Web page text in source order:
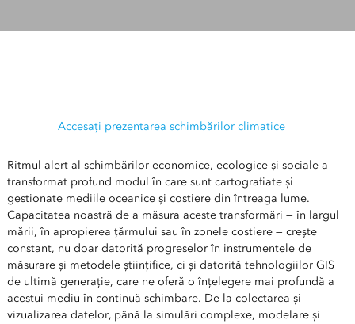
Accesați prezentarea schimbărilor climatice
Ritmul alert al schimbărilor economice, ecologice și sociale a
transformat profund modul în care sunt cartografiate și
gestionate mediile oceanice și costiere din întreaga lume.
Capacitatea noastră de a măsura aceste transformări — în largul
mării, în apropierea țărmului sau în zonele costiere — crește
constant, nu doar datorită progreselor în instrumentele de
măsurare și metodele științifice, ci și datorită tehnologiilor GIS
de ultimă generație, care ne oferă o înțelegere mai profundă a
acestui mediu în continuă schimbare. De la colectarea și
vizualizarea datelor, până la simulări complexe, modelare și